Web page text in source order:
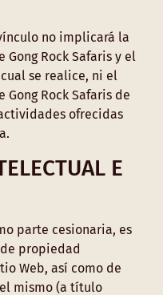
no implicará la
Rock Safaris y el
se realice, ni el
Rock Safaris de
ofrecidas
E
parte cesionaria, es
propiedad
Web, así como de
mismo (a título